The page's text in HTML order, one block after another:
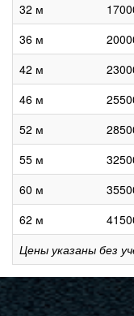
32 м
36 м
42 м
46 м
52 м
55 м
60 м
62 м
Цены указаны без